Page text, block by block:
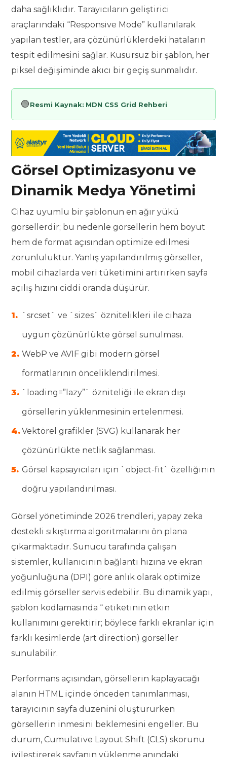
daha sağlıklıdır. Tarayıcıların geliştirici
araçlarındaki “Responsive Mode” kullanılarak
yapılan testler, ara çözünürlüklerdeki hataların
tespit edilmesini sağlar. Kusursuz bir şablon, her
piksel değişiminde akıcı bir geçiş sunmalıdır.
🟢Resmi Kaynak: MDN CSS Grid Rehberi
Görsel Optimizasyonu ve
Dinamik Medya Yönetimi
Cihaz uyumlu bir şablonun en ağır yükü
görsellerdir; bu nedenle görsellerin hem boyut
hem de format açısından optimize edilmesi
zorunluluktur. Yanlış yapılandırılmış görseller,
mobil cihazlarda veri tüketimini artırırken sayfa
açılış hızını ciddi oranda düşürür.
`srcset` ve `sizes` öznitelikleri ile cihaza
uygun çözünürlükte görsel sunulması.
WebP ve AVIF gibi modern görsel
formatlarının önceliklendirilmesi.
`loading=”lazy”` özniteliği ile ekran dışı
görsellerin yüklenmesinin ertelenmesi.
Vektörel grafikler (SVG) kullanarak her
çözünürlükte netlik sağlanması.
Görsel kapsayıcıları için `object-fit` özelliğinin
doğru yapılandırılması.
Görsel yönetiminde 2026 trendleri, yapay zeka
destekli sıkıştırma algoritmalarını ön plana
çıkarmaktadır. Sunucu tarafında çalışan
sistemler, kullanıcının bağlantı hızına ve ekran
yoğunluğuna (DPI) göre anlık olarak optimize
edilmiş görseller servis edebilir. Bu dinamik yapı,
şablon kodlamasında “ etiketinin etkin
kullanımını gerektirir; böylece farklı ekranlar için
farklı kesimlerde (art direction) görseller
sunulabilir.
Performans açısından, görsellerin kaplayacağı
alanın HTML içinde önceden tanımlanması,
tarayıcının sayfa düzenini oluştururken
görsellerin inmesini beklemesini engeller. Bu
durum, Cumulative Layout Shift (CLS) skorunu
iyileştirerek sayfanın yüklenme anındaki